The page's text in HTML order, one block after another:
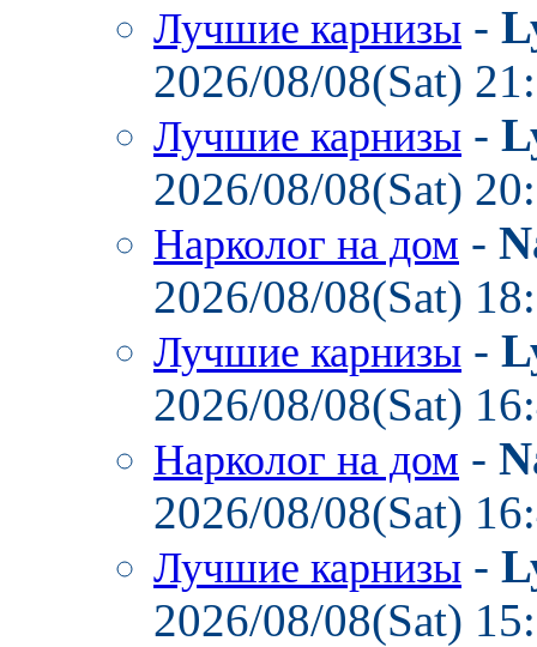
Лучшие карнизы -
2026/08/08(Sat)
Лучшие карнизы -
2026/08/08(Sat)
Нарколог на дом -
2026/08/08(Sat)
Лучшие карнизы -
2026/08/08(Sat)
Нарколог на дом -
2026/08/08(Sat)
Лучшие карнизы -
2026/08/08(Sat)